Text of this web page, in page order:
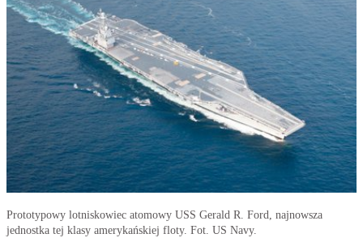
Prototypowy lotniskowiec atomowy USS Gerald R. Ford, najnowsza
jednostka tej klasy amerykańskiej floty. Fot. US Navy.